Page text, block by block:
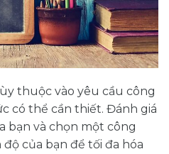
thuộc vào yêu cầu công
có thể cần thiết. Đánh giá
bạn và chọn một công
của bạn để tối đa hóa